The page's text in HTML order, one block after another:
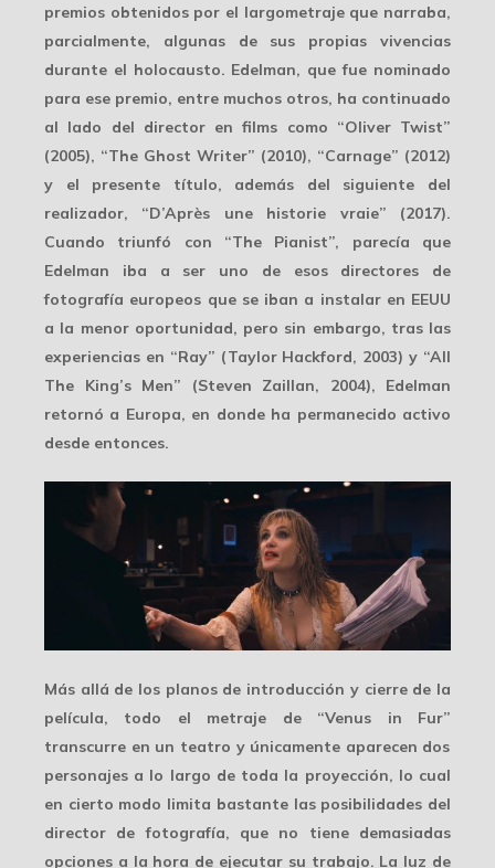
premios obtenidos por el largometraje que narraba,
parcialmente, algunas de sus propias vivencias
durante el holocausto. Edelman, que fue nominado
para ese premio, entre muchos otros, ha continuado
al lado del director en films como “Oliver Twist”
(2005), “The Ghost Writer” (2010), “Carnage” (2012)
y el presente título, además del siguiente del
realizador, “D’Après une historie vraie” (2017).
Cuando triunfó con “The Pianist”, parecía que
Edelman iba a ser uno de esos directores de
fotografía europeos que se iban a instalar en EEUU
a la menor oportunidad, pero sin embargo, tras las
experiencias en “Ray” (Taylor Hackford, 2003) y “All
The King’s Men” (Steven Zaillan, 2004), Edelman
retornó a Europa, en donde ha permanecido activo
desde entonces.
Más allá de los planos de introducción y cierre de la
película, todo el metraje de “Venus in Fur”
transcurre en un teatro y únicamente aparecen dos
personajes a lo largo de toda la proyección, lo cual
en cierto modo limita bastante las posibilidades del
director de fotografía, que no tiene demasiadas
opciones a la hora de ejecutar su trabajo. La luz de